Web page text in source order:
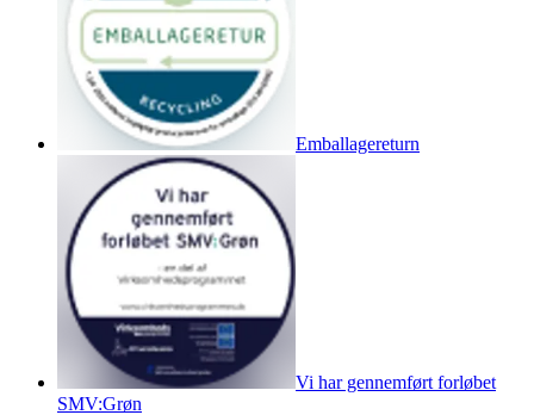
Emballagereturn
Vi har gennemført forløbet
SMV:Grøn